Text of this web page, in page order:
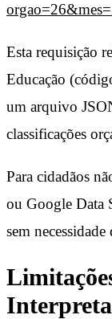
Esta requisição
Educação
um arquivo
classificações
Para cidadãos
ou Google Data
sem